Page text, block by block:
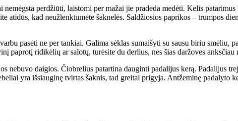
per­džiū­ti, lais­to­mi per ma­žai jie pra­de­da me­dė­ti. Ke­lis
kad ne­už­lenk­tu­mė­te šak­ne­lės. Sal­džio­sios pa­pri­kos – trum­pos
pa­sė­ti ne per tan­kiai. Ga­li­ma sėk­las su­mai­šy­ti su sau­su bi­riu smė­liu,
pa­pro­tį ri­di­kė­lių ar sa­lo­tų, tu­rė­si­te du der­lius, nes šias dar­žo­ves anks­čiau
ne­bu­vo dai­gios. Čiob­re­lius pa­tar­ti­na dau­gin­ti pa­da­li­jus ke­rą. Pa­da­li­jus
yra iš­si­au­gi­nę tvir­tas šak­nis, tad grei­tai pri­gy­ja. Ant­že­mi­nę